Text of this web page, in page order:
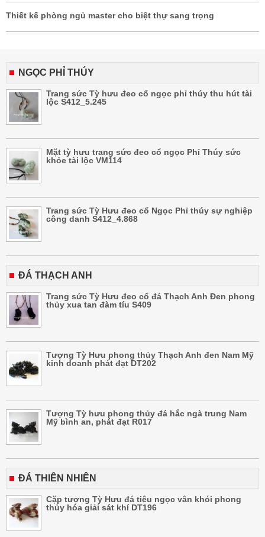
Thiết kế phòng ngủ master cho biệt thự sang trọng
NGỌC PHỈ THÚY
Trang sức Tỳ hưu đeo cổ ngọc phỉ thúy thu hút tài
lộc S412_5.245
Mặt tỳ hưu trang sức đeo cổ ngọc Phỉ Thúy sức
khỏe tài lộc VM114
Trang sức Tỳ Hưu đeo cổ Ngọc Phỉ thúy sự nghiệp
công danh S412_4.868
ĐÁ THẠCH ANH
Trang sức Tỳ Hưu đeo cổ đá Thạch Anh Đen phong
thủy xua tan đàm tíu S409
Tượng Tỳ Hưu phong thủy Thạch Anh đen Nam Mỹ
kinh doanh phát đạt DT202
Tượng Tỳ hưu phong thủy đá hắc ngà trung Nam
Mỹ bình an, phát đạt R017
ĐÁ THIÊN NHIÊN
Cặp tượng Tỳ Hưu đá tiêu ngọc vân khói phong
thủy hóa giải sát khí DT196